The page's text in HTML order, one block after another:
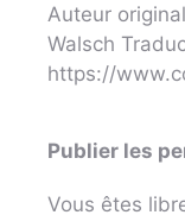
Auteur
Walsch
https://
Publier les
Vous êtes